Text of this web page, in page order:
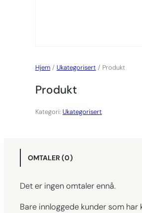
Hjem /Ukategorisert / Produkt
Produkt
Kategori:Ukategorisert
OMTALER (0)
Det er ingen omtaler ennå.
Bare innloggede kunder som